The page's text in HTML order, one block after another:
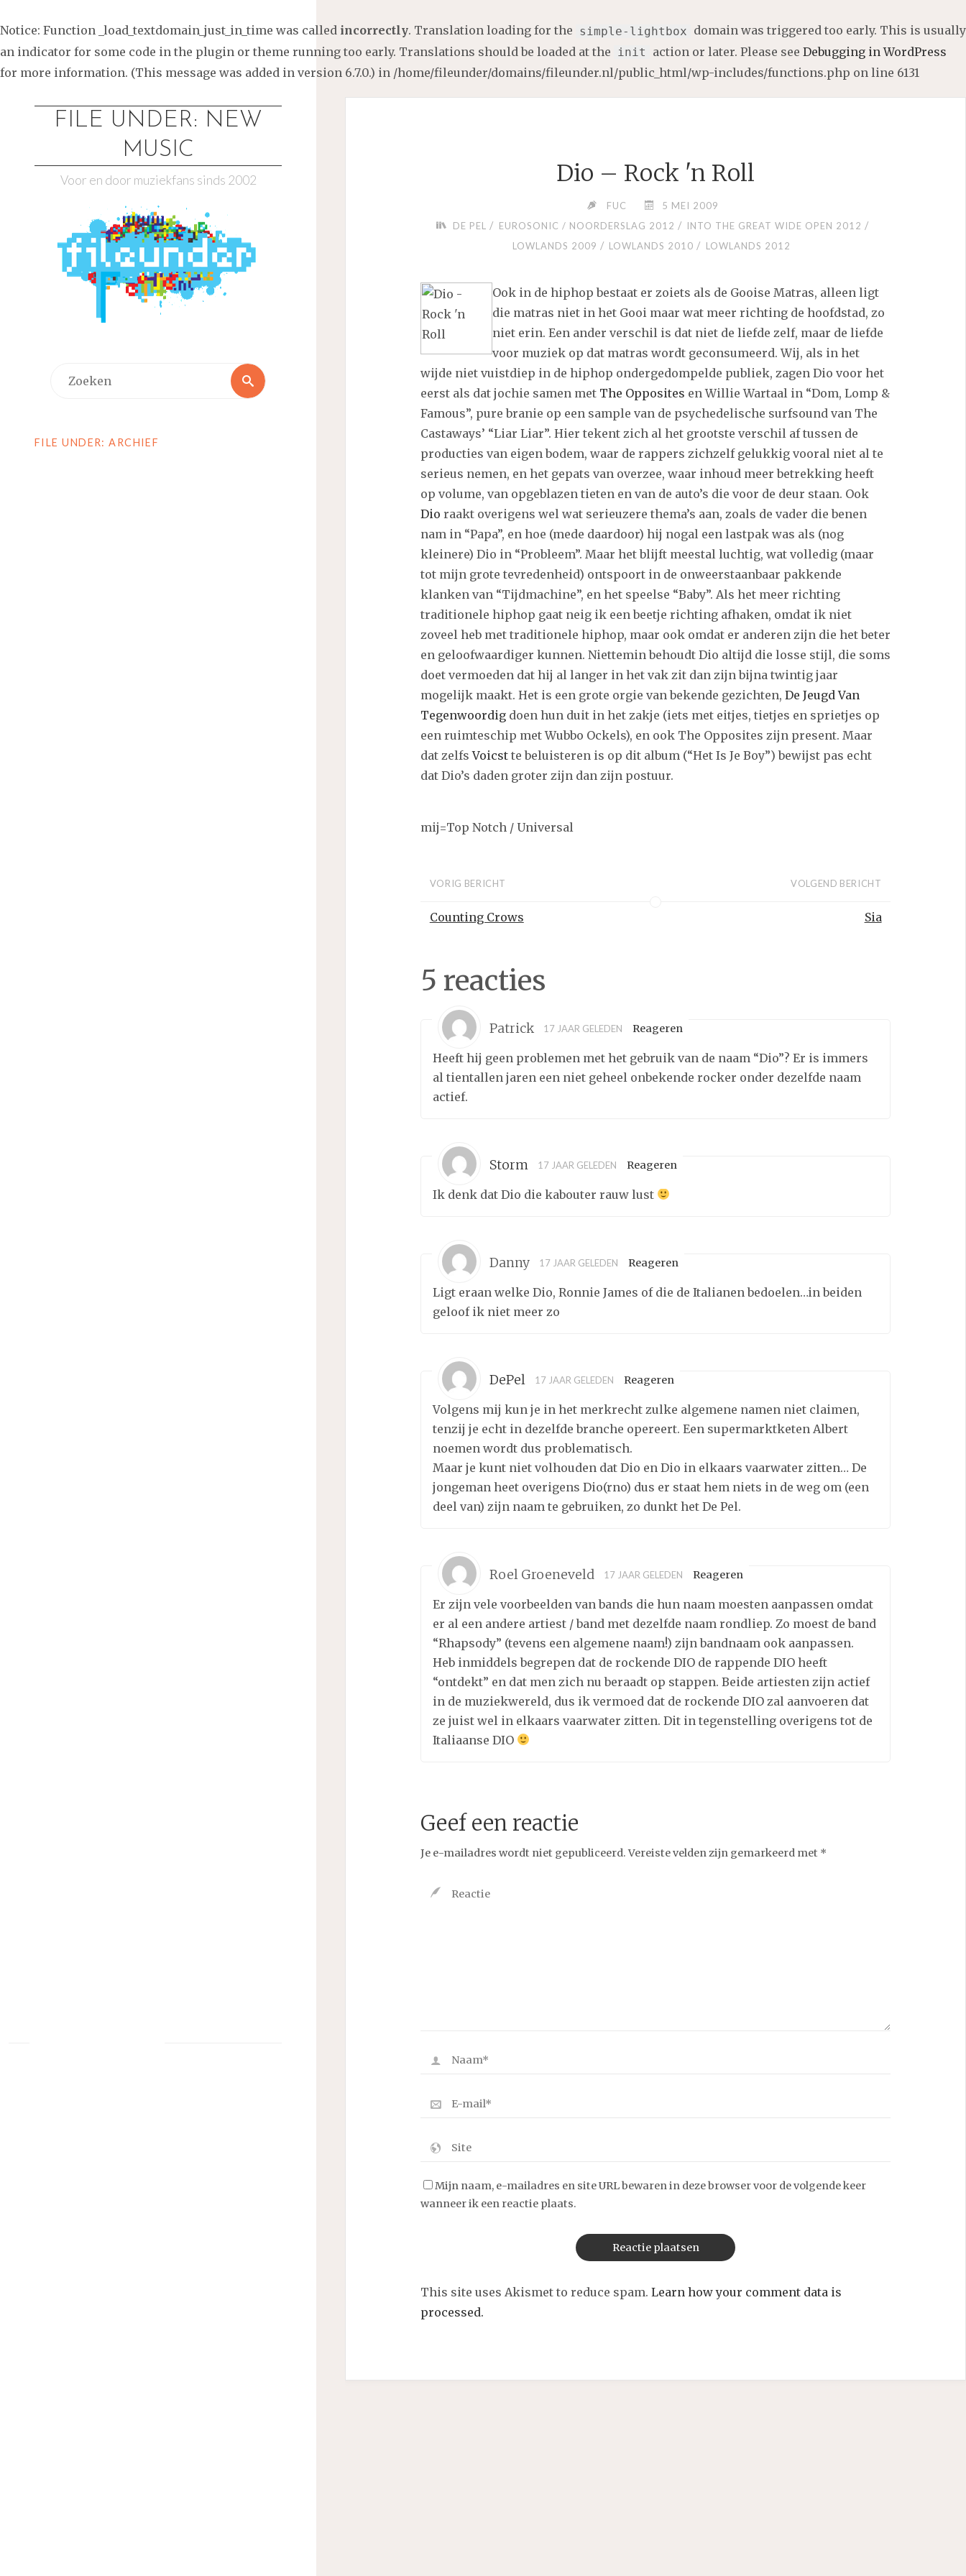
Notice: Function _load_textdomain_just_in_time was called incorrectly. Translation loading for the simple-lightbox domain was triggered too early. This is usually
an indicator for some code in the plugin or theme running too early. Translations should be loaded at the init action or later. Please see Debugging in WordPress
for more information. (This message was added in version 6.7.0.) in /home/fileunder/domains/fileunder.nl/public_html/wp-includes/functions.php on line 6131
FILE UNDER: NEW
MUSIC
Voor en door muziekfans sinds 2002
Zoeken
FILE UNDER: ARCHIEF
Dio – Rock 'n Roll
FUC
5 MEI 2009
DE PEL / EUROSONIC / NOORDERSLAG 2012 / INTO THE GREAT WIDE OPEN 2012 /
LOWLANDS 2009 / LOWLANDS 2010 / LOWLANDS 2012
Ook in de hiphop bestaat er zoiets als de Gooise Matras, alleen ligt
die matras niet in het Gooi maar wat meer richting de hoofdstad, zo
niet erin. Een ander verschil is dat niet de liefde zelf, maar de liefde
voor muziek op dat matras wordt geconsumeerd. Wij, als in het
wijde niet vuistdiep in de hiphop ondergedompelde publiek, zagen Dio voor het
eerst als dat jochie samen met The Opposites en Willie Wartaal in “Dom, Lomp &
Famous”, pure branie op een sample van de psychedelische surfsound van The
Castaways’ “Liar Liar”. Hier tekent zich al het grootste verschil af tussen de
producties van eigen bodem, waar de rappers zichzelf gelukkig vooral niet al te
serieus nemen, en het gepats van overzee, waar inhoud meer betrekking heeft
op volume, van opgeblazen tieten en van de auto’s die voor de deur staan. Ook
Dio raakt overigens wel wat serieuzere thema’s aan, zoals de vader die benen
nam in “Papa”, en hoe (mede daardoor) hij nogal een lastpak was als (nog
kleinere) Dio in “Probleem”. Maar het blijft meestal luchtig, wat volledig (maar
tot mijn grote tevredenheid) ontspoort in de onweerstaanbaar pakkende
klanken van “Tijdmachine”, en het speelse “Baby”. Als het meer richting
traditionele hiphop gaat neig ik een beetje richting afhaken, omdat ik niet
zoveel heb met traditionele hiphop, maar ook omdat er anderen zijn die het beter
en geloofwaardiger kunnen. Niettemin behoudt Dio altijd die losse stijl, die soms
doet vermoeden dat hij al langer in het vak zit dan zijn bijna twintig jaar
mogelijk maakt. Het is een grote orgie van bekende gezichten, De Jeugd Van
Tegenwoordigdoen hun duit in het zakje (iets met eitjes, tietjes en sprietjes op
een ruimteschip met Wubbo Ockels), en ook The Opposites zijn present. Maar
dat zelfsVoicstte beluisteren is op dit album (“Het Is Je Boy”) bewijst pas echt
dat Dio’s daden groter zijn dan zijn postuur.
mij=Top Notch / Universal
VORIG BERICHT
Counting Crows
VOLGEND BERICHT
Sia
5 reacties
Patrick 17 JAAR GELEDEN Reageren
Heeft hij geen problemen met het gebruik van de naam “Dio”? Er is immers
al tientallen jaren een niet geheel onbekende rocker onder dezelfde naam
actief.
Storm 17 JAAR GELEDEN Reageren
Ik denk dat Dio die kabouter rauw lust
Danny 17 JAAR GELEDEN Reageren
Ligt eraan welke Dio, Ronnie James of die de Italianen bedoelen…in beiden
geloof ik niet meer zo
DePel 17 JAAR GELEDEN Reageren
Volgens mij kun je in het merkrecht zulke algemene namen niet claimen,
tenzij je echt in dezelfde branche opereert. Een supermarktketen Albert
noemen wordt dus problematisch.
Maar je kunt niet volhouden dat Dio en Dio in elkaars vaarwater zitten… De
jongeman heet overigens Dio(rno) dus er staat hem niets in de weg om (een
deel van) zijn naam te gebruiken, zo dunkt het De Pel.
Roel Groeneveld 17 JAAR GELEDEN Reageren
Er zijn vele voorbeelden van bands die hun naam moesten aanpassen omdat
er al een andere artiest / band met dezelfde naam rondliep. Zo moest de band
“Rhapsody” (tevens een algemene naam!) zijn bandnaam ook aanpassen.
Heb inmiddels begrepen dat de rockende DIO de rappende DIO heeft
“ontdekt” en dat men zich nu beraadt op stappen. Beide artiesten zijn actief
in de muziekwereld, dus ik vermoed dat de rockende DIO zal aanvoeren dat
ze juist wel in elkaars vaarwater zitten. Dit in tegenstelling overigens tot de
Italiaanse DIO
Geef een reactie
Je e-mailadres wordt niet gepubliceerd. Vereiste velden zijn gemarkeerd met *
Mijn naam, e-mailadres en site URL bewaren in deze browser voor de volgende keer
wanneer ik een reactie plaats.
This site uses Akismet to reduce spam. Learn how your comment data is
processed.